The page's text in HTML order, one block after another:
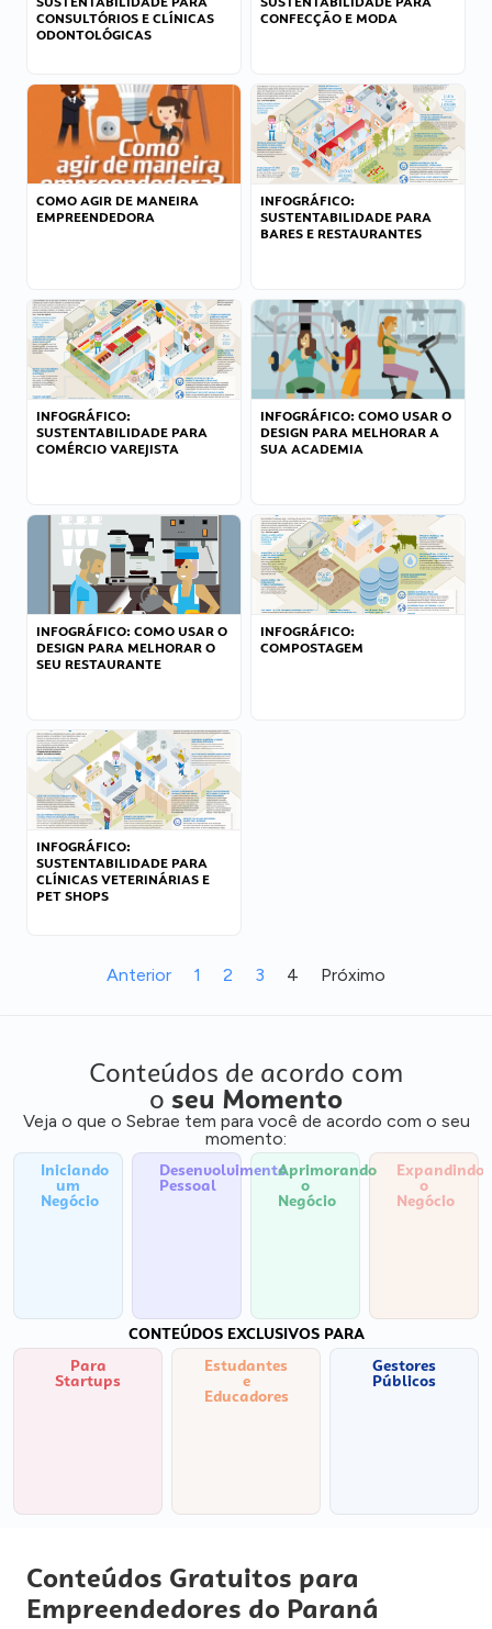
CONSULTÓRIOS E CLÍNICAS
ODONTOLÓGICAS
CONFECÇÃO E MODA
COMO AGIR DE MANEIRA
EMPREENDEDORA
INFOGRÁFICO:
SUSTENTABILIDADE PARA
BARES E RESTAURANTES
INFOGRÁFICO:
SUSTENTABILIDADE PARA
COMÉRCIO VAREJISTA
INFOGRÁFICO: COMO USAR O
DESIGN PARA MELHORAR A
SUA ACADEMIA
INFOGRÁFICO: COMO USAR O
DESIGN PARA MELHORAR O
SEU RESTAURANTE
INFOGRÁFICO:
COMPOSTAGEM
INFOGRÁFICO:
SUSTENTABILIDADE PARA
CLÍNICAS VETERINÁRIAS E
PET SHOPS
Anterior 1 2 3 4 Próximo
Conteúdos de acordo com
o seu Momento
Veja o que o Sebrae tem para você de acordo com o seu
momento:
Iniciando
um
Negócio
Desenvolvimento
Pessoal
Aprimorando
o
Negócio
Expandindo
o
Negócio
CONTEÚDOS EXCLUSIVOS PARA
Para
Startups
Estudantes
e
Educadores
Gestores
Públicos
Conteúdos Gratuitos para
Empreendedores do Paraná